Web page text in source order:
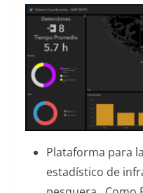
Plataforma para
estadístico de